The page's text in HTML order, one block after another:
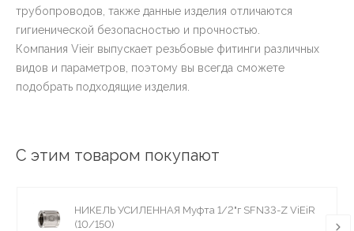
трубопроводов, также данные изделия отличаются
гигиенической безопасностью и прочностью.
Компания Vieir выпускает резьбовые фитинги различных
видов и параметров, поэтому вы всегда сможете
подобрать подходящие изделия.
С этим товаром покупают
НИКЕЛЬ УСИЛЕННАЯ Муфта 1/2"г SFN33-Z ViEiR
(10/150)